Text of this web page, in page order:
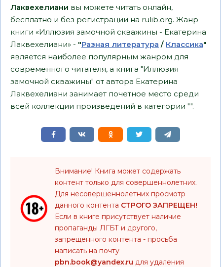
Лаквехелиани вы можете читать онлайн,
бесплатно и без регистрации на rulib.org. Жанр
книги «Иллюзия замочной скважины - Екатерина
Лаквехелиани» - "Разная литература / Классика"
является наиболее популярным жанром для
современного читателя, а книга "Иллюзия
замочной скважины" от автора Екатерина
Лаквехелиани занимает почетное место среди
всей коллекции произведений в категории "".
Внимание! Книга может содержать
контент только для совершеннолетних.
Для несовершеннолетних просмотр
данного контента СТРОГО ЗАПРЕЩЕН!
Если в книге присутствует наличие
пропаганды ЛГБТ и другого,
запрещенного контента - просьба
написать на почту
pbn.book@yandex.ru для удаления